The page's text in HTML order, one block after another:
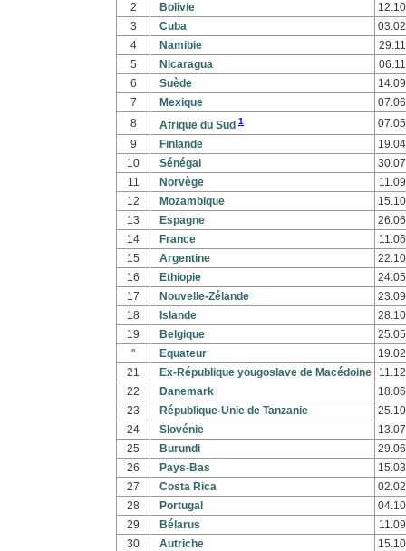
2
Bolivie
3
Cuba
4
Namibie
5
Nicaragua
6
Suède
7
Mexique
8
Afrique du Sud 1
9
Finlande
10
Sénégal
11
Norvège
12
Mozambique
13
Espagne
14
France
15
Argentine
16
Ethiopie
17
Nouvelle-Zélande
18
Islande
19
Belgique
"
Equateur
21
Ex-République yougoslave de Macédoine
22
Danemark
23
République-Unie de Tanzanie
24
Slovénie
25
Burundi
26
Pays-Bas
27
Costa Rica
28
Portugal
29
Bélarus
30
Autriche